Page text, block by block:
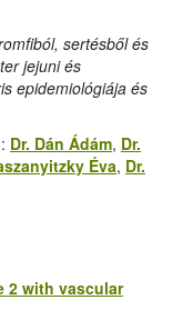
sertésből és
jejuni és
epidemiológiája és
: Dr. Dán Ádám, Dr.
Éva, Dr.
2 with vascular